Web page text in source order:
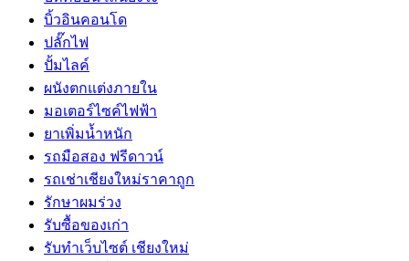
บิ้วอินคอนโด
ปลั๊กไฟ
ปั้มไลค์
ผนังตกแต่งภายใน
มอเตอร์ไซค์ไฟฟ้า
ยาเพิ่มน้ำหนัก
รถมือสอง ฟรีดาวน์
รถเช่าเชียงใหม่ราคาถูก
รักษาผมร่วง
รับซื้อของเก่า
รับทำเว็บไซต์ เชียงใหม่